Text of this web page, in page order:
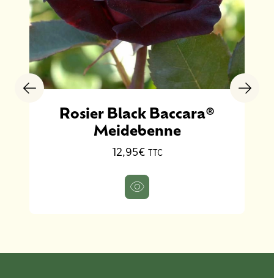
Rosier Black Baccara®
Meidebenne
12,95€ TTC